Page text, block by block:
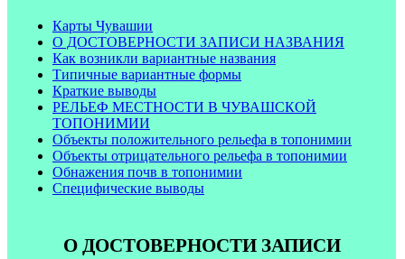
Карты Чувашии
О ДОСТОВЕРНОСТИ ЗАПИСИ НАЗВАНИЯ
Как возникли вариантные названия
Типичные вариантные формы
Краткие выводы
РЕЛЬЕФ МЕСТНОСТИ В ЧУВАШСКОЙ
ТОПОНИМИИ
Объекты положительного рельефа в топонимии
Объекты отрицательного рельефа в топонимии
Обнажения почв в топонимии
Специфические выводы
О ДОСТОВЕРНОСТИ ЗАПИСИ